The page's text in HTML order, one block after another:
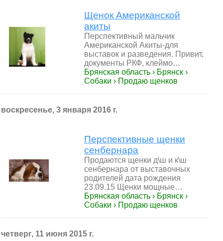
Щенок Американской
акиты
Перспективный мальчик
Американской Акиты-для
выставок и разведения. Привит,
документы РКФ, клеймо…
Брянская область › Брянск ›
Собаки › Продаю щенков
воскресенье, 3 января 2016 г.
Перспективные щенки
сенбернара
Продаются щенки д\ш и к\ш
сенбернара от выставочных
родителей дата рождения
23.09.15 Щенки мощные…
Брянская область › Брянск ›
Собаки › Продаю щенков
четверг, 11 июня 2015 г.